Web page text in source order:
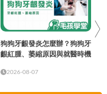
狗狗牙齦發炎怎麼辦？狗狗牙
齦紅腫、萎縮原因與就醫時機
2026-08-07